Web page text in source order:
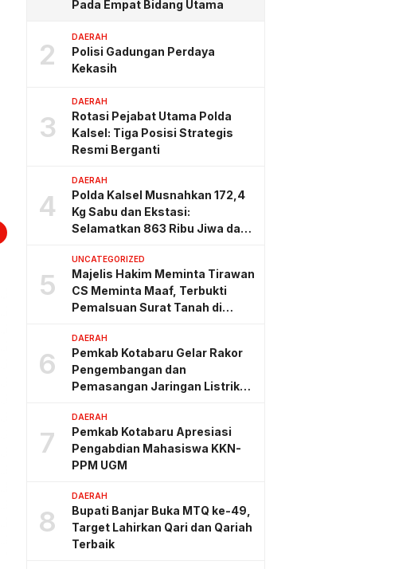
Pada Empat Bidang Utama
2
DAERAH
Polisi Gadungan Perdaya
Kekasih
3
DAERAH
Rotasi Pejabat Utama Polda
Kalsel: Tiga Posisi Strategis
Resmi Berganti
4
DAERAH
Polda Kalsel Musnahkan 172,4
Kg Sabu dan Ekstasi:
Selamatkan 863 Ribu Jiwa dan
Triliun
5
UNCATEGORIZED
Majelis Hakim Meminta Tirawan
CS Meminta Maaf, Terbukti
Pemalsuan Surat Tanah di
6
DAERAH
Pemkab Kotabaru Gelar Rakor
Pengembangan dan
Pemasangan Jaringan Listrik
7
DAERAH
Pemkab Kotabaru Apresiasi
Pengabdian Mahasiswa KKN-
PPM UGM
8
DAERAH
Bupati Banjar Buka MTQ ke-49,
Target Lahirkan Qari dan Qariah
Terbaik